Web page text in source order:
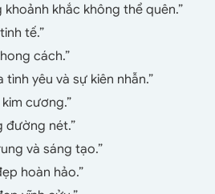
khoảnh khắc không thể quên.”
tế.”
cách.”
tình yêu và sự kiên nhẫn.”
cương.”
đường nét.”
và sáng tạo.”
hoàn hảo.”